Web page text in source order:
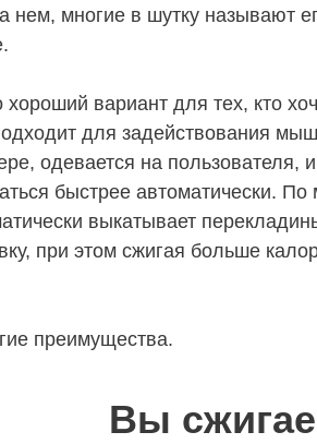
нем, многие в шутку называют
вариант для тех, кто
для задействования
одевается на пользователя,
быстрее автоматически.
выкатывает
при этом сжигая больше
преимущества.
Вы